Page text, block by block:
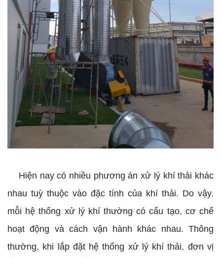
Hiện nay có nhiều phương án xử lý khí thải khác
nhau tuỳ thuộc vào đặc tính của khí thải. Do vậy.
mỗi hệ thống xử lý khí thường có cấu tạo, cơ chế
hoạt động và cách vận hành khác nhau. Thông
thường, khi lắp đặt hệ thống xử lý khí thải, đơn vị